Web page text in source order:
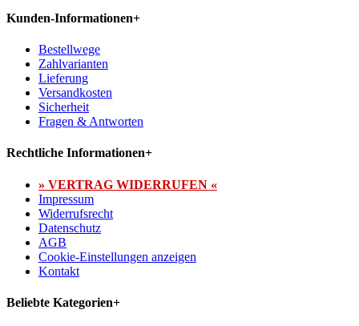
Kunden-Informationen+
Bestellwege
Zahlvarianten
Lieferung
Versandkosten
Sicherheit
Fragen & Antworten
Rechtliche Informationen+
» VERTRAG WIDERRUFEN «
Impressum
Widerrufsrecht
Datenschutz
AGB
Cookie-Einstellungen anzeigen
Kontakt
Beliebte Kategorien+